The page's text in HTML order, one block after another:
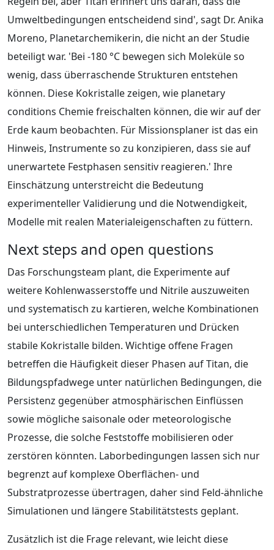
Umweltbedingungen entscheidend sind', sagt Dr. Anika
Moreno, Planetarchemikerin, die nicht an der Studie
beteiligt war. 'Bei -180 °C bewegen sich Moleküle so
wenig, dass überraschende Strukturen entstehen
können. Diese Kokristalle zeigen, wie planetary
conditions Chemie freischalten können, die wir auf der
Erde kaum beobachten. Für Missionsplaner ist das ein
Hinweis, Instrumente so zu konzipieren, dass sie auf
unerwartete Festphasen sensitiv reagieren.' Ihre
Einschätzung unterstreicht die Bedeutung
experimenteller Validierung und die Notwendigkeit,
Modelle mit realen Materialeigenschaften zu füttern.
Next steps and open questions
Das Forschungsteam plant, die Experimente auf
weitere Kohlenwasserstoffe und Nitrile auszuweiten
und systematisch zu kartieren, welche Kombinationen
bei unterschiedlichen Temperaturen und Drücken
stabile Kokristalle bilden. Wichtige offene Fragen
betreffen die Häufigkeit dieser Phasen auf Titan, die
Bildungspfadwege unter natürlichen Bedingungen, die
Persistenz gegenüber atmosphärischen Einflüssen
sowie mögliche saisonale oder meteorologische
Prozesse, die solche Feststoffe mobilisieren oder
zerstören könnten. Laborbedingungen lassen sich nur
begrenzt auf komplexe Oberflächen- und
Substratprozesse übertragen, daher sind Feld-ähnliche
Simulationen und längere Stabilitätstests geplant.
Zusätzlich ist die Frage relevant, wie leicht diese